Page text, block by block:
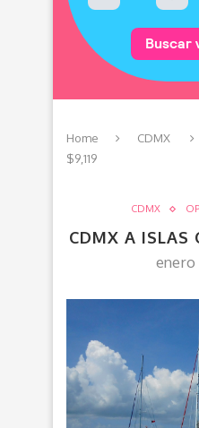
Home CDMX
$9,119
CDMX
CDMX A ISLAS
enero